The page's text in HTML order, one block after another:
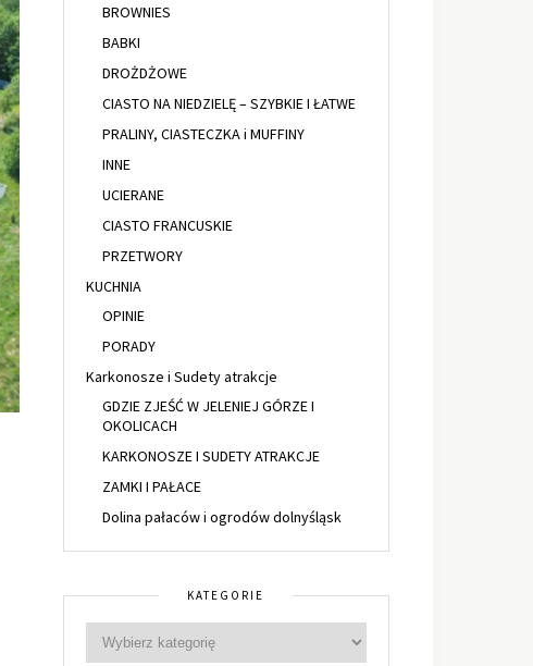
BROWNIES
BABKI
DROŻDŻOWE
CIASTO NA NIEDZIELĘ – SZYBKIE I ŁATWE
PRALINY, CIASTECZKA i MUFFINY
INNE
UCIERANE
CIASTO FRANCUSKIE
PRZETWORY
KUCHNIA
OPINIE
PORADY
Karkonosze i Sudety atrakcje
GDZIE ZJEŚĆ W JELENIEJ GÓRZE I
OKOLICACH
KARKONOSZE I SUDETY ATRAKCJE
ZAMKI I PAŁACE
Dolina pałaców i ogrodów dolnyśląsk
KATEGORIE